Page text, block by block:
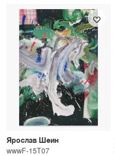
Ярослав Шеин
wwwF-15T07